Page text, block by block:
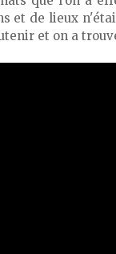
et de lieux
et on a